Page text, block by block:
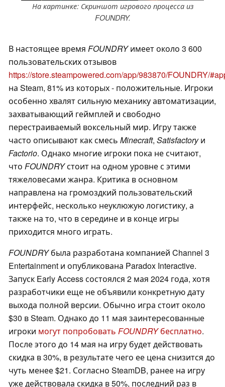
На картинке: Скриншот игрового процесса из
FOUNDRY.
В настоящее время FOUNDRYимеет около 3 600
пользовательских отзывов
https://store.steampowered.com/app/983870/FOUNDRY/
на Steam, 81% из которых - положительные. Игроки
особенно хвалят сильную механику автоматизации,
захватывающий геймплей и свободно
перестраиваемый воксельный мир. Игру также
часто описывают как смесь Minecraft, Satisfactoryи
Factorio. Однако многие игроки пока не считают,
что FOUNDRYстоит на одном уровне с этими
тяжеловесами жанра. Критика в основном
направлена на громоздкий пользовательский
интерфейс, несколько неуклюжую логистику, а
также на то, что в середине и в конце игры
приходится много играть.
FOUNDRYбыла разработана компанией Channel 3
Entertainment и опубликована Paradox Interactive.
Запуск Early Access состоялся 2 мая 2024 года, хотя
разработчики еще не объявили конкретную дату
выхода полной версии. Обычно игра стоит около
$30 в Steam. Однако до 11 мая заинтересованные
игроки могут попробовать FOUNDRYбесплатно.
После этого до 14 мая на игру будет действовать
скидка в 30%, в результате чего ее цена снизится до
чуть менее $21. Согласно SteamDB, ранее на игру
уже действовала скидка в 50%, последний раз в